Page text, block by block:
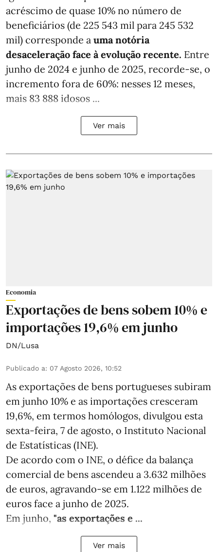
acréscimo de quase 10% no número de
beneficiários (de 225 543 mil para 245 532
mil) corresponde a uma notória
desaceleração face à evolução recente. Entre
junho de 2024 e junho de 2025, recorde-se, o
incremento fora de 60%: nesses 12 meses,
mais 83 888 idosos ...
Ver mais
Economia
Exportações de bens sobem 10% e
importações 19,6% em junho
DN/Lusa
Publicado a: 07 Agosto 2026, 10:52
As exportações de bens portugueses subiram
em junho 10% e as importações cresceram
19,6%, em termos homólogos, divulgou esta
sexta-feira, 7 de agosto, o Instituto Nacional
de Estatísticas (INE).
De acordo com o INE, o défice da balança
comercial de bens ascendeu a 3.632 milhões
de euros, agravando-se em 1.122 milhões de
euros face a junho de 2025.
Em junho, "as exportações e ...
Ver mais